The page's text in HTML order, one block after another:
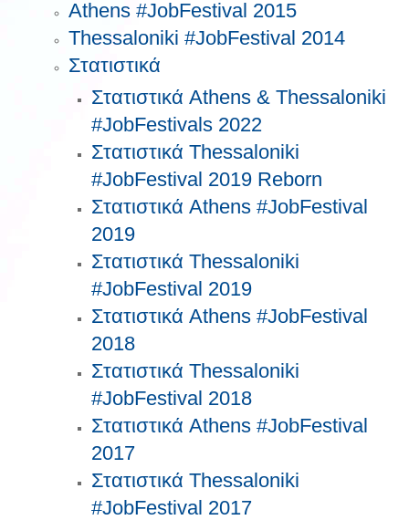
Athens #JobFestival 2015
Thessaloniki #JobFestival 2014
Στατιστικά
Στατιστικά Athens & Thessaloniki
#JobFestivals 2022
Στατιστικά Thessaloniki
#JobFestival 2019 Reborn
Στατιστικά Athens #JobFestival
2019
Στατιστικά Thessaloniki
#JobFestival 2019
Στατιστικά Athens #JobFestival
2018
Στατιστικά Thessaloniki
#JobFestival 2018
Στατιστικά Athens #JobFestival
2017
Στατιστικά Thessaloniki
#JobFestival 2017